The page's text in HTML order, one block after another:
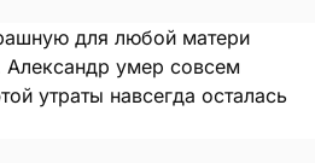
для любой матери
Александр умер совсем
утраты навсегда осталась